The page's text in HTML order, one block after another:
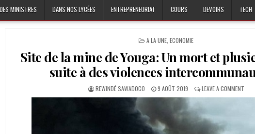
MINISTRES DANS NOS LYCÉES ENTREPRENEURIAT COURS DEVOIRS TECH
POSTED
A LA UNE ,ECONOMIE
Site de la mine de Youga: Un mort et
suite à des violences
AUTHOR:
REWINDÉ SAWADOGO
PUBLISHED
DATE:
9 AOÛT 2019 LEAVE A COMMENTON
SITE